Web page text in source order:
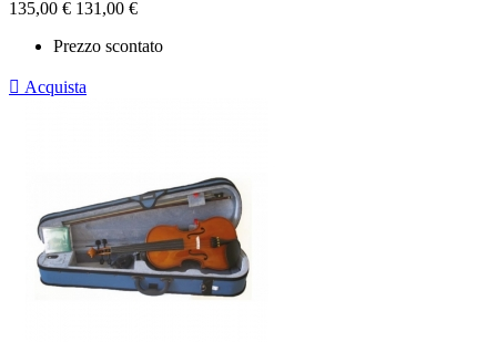
Prezzo
135,00 € Prezzo
131,00 €
Prezzo scontato
 Acquista